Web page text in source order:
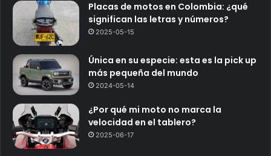
Placas de motos en Colombia: ¿qué
significan las letras y números?
2025-05-15
Única en su especie: esta es la pick up
más pequeña del mundo
2024-05-14
¿Por qué mi moto no marca la
velocidad en el tablero?
2025-06-17